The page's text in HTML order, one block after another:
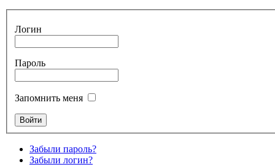
Логин
Пароль
Запомнить меня
Забыли пароль?
Забыли логин?